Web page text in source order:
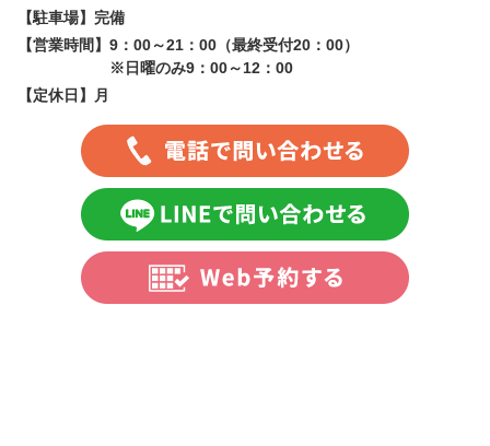
【駐車場】 完備
【営業時間】 9：00～21：00（最終受付20：00）
※日曜のみ9：00～12：00
【定休日】
月